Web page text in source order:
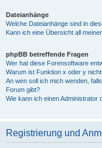
Dateianhänge
Welche Dateianhänge sind in
Kann ich eine Übersicht all
phpBB betreffende Fragen
Wer hat diese Forensoftware
Warum ist Funktion x oder y
An wen soll ich mich wenden,
Forum gibt?
Wie kann ich einen Administrator
Registrierung und